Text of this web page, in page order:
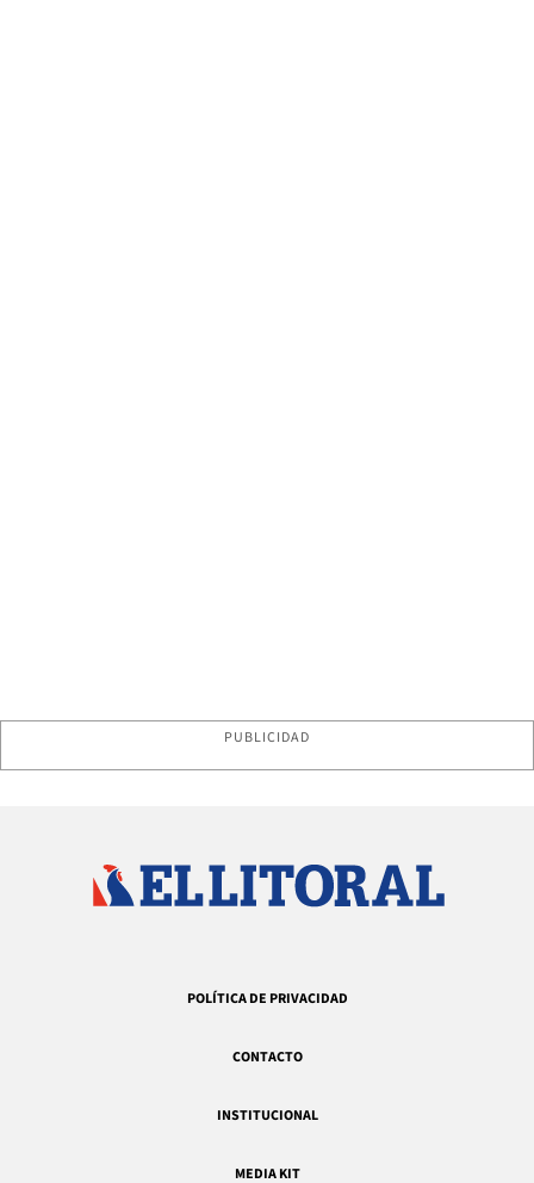
PUBLICIDAD
POLÍTICA DE PRIVACIDAD
CONTACTO
INSTITUCIONAL
MEDIA KIT